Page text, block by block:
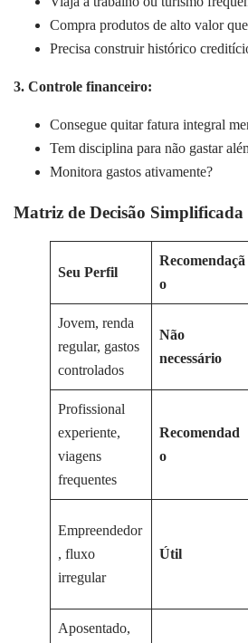
Compra produtos de alto valor
Precisa construir histórico
3. Controle financeiro:
Consegue quitar fatura integral
Tem disciplina para não gastar
Monitora gastos ativamente?
Matriz de Decisão Simplificada
Seu Perfil
Recomendaçã
o
Jovem, renda
regular, gastos
controlados
Não
necessário
Profissional
experiente,
viagens
frequentes
Recomendad
o
Empreendedor
, fluxo
irregular
Útil
Aposentado,